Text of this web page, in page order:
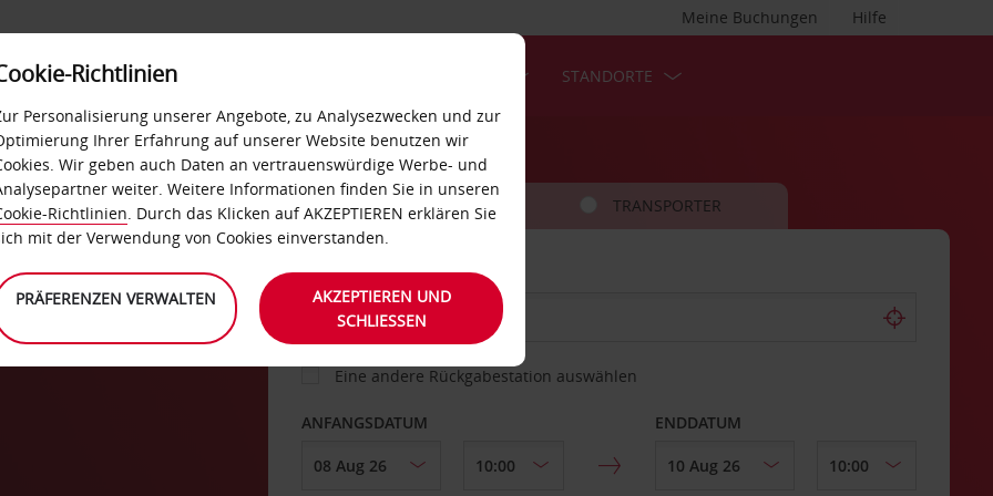
Hilfe
Meine Buchungen
SELF-SERVICES STANDORTE
FAHRZEUG TRANSPORTER
ABHOLEN VON
Eine andere Rückgabestation auswählen
ANFANGSDATUM ENDDATUM
Richtlinien
Personalisierung unserer Angebote, zu Analysezwecken und zur
Ihrer Erfahrung auf unserer Website benutzen wir
Wir geben auch Daten an vertrauenswürdige Werbe- und
weiter. Weitere Informationen finden Sie in unseren
Richtlinien. Durch das Klicken auf AKZEPTIEREN erklären Sie
mit der Verwendung von Cookies einverstanden.
PRÄFERENZEN VERWALTEN
AKZEPTIEREN UND
SCHLIESSEN